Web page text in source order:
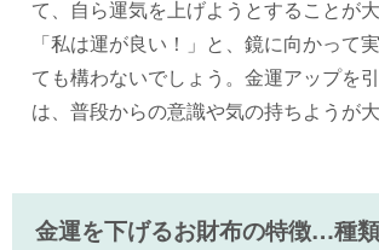
て、自ら運気を上げようとすることが大
「私は運が良い！」と、鏡に向かって
ても構わないでしょう。金運アップを
は、普段からの意識や気の持ちようが大
金運を下げるお財布の特徴…種類